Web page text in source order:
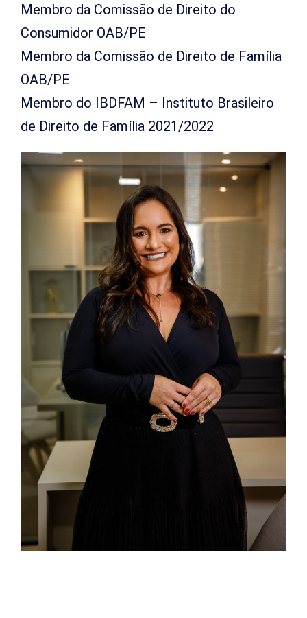
Membro da Comissão de Direito do
Consumidor OAB/PE
Membro da Comissão de Direito de Família
OAB/PE
Membro do IBDFAM – Instituto Brasileiro
de Direito de Família 2021/2022